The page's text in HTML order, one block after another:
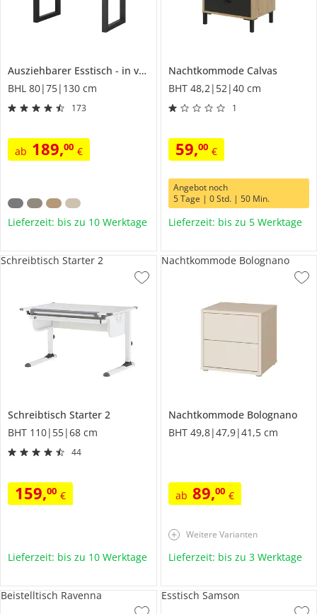
Ausziehbarer Esstisch in verschiedenen Größen
Fiano
BHL 80|75|130 cm
173
ab 189,00 €
Lieferzeit: bis zu 10 Werktage
Nachtkommode Calvas
BHT 48,2|52|40 cm
1
59,00 €
Angebot noch
5 Tage | 0 Std. | 50 Min.
Lieferzeit: bis zu 5 Werktage
Schreibtisch Starter 2
BHT 110|55|68 cm
44
159,00 €
Schreibtisch Starter 2
Lieferzeit: bis zu 10 Werktage
Nachtkommode Bolognano
BHT 49,8|47,9|41,5 cm
ab 89,00 €
Nachtkommode Bolognano
Weitere Varianten
Lieferzeit: bis zu 3 Werktage
Beistelltisch Ravenna Esstisch Samson